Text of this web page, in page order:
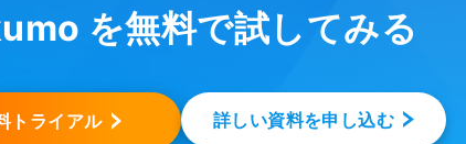
を無料で試してみる
トライアル 詳しい資料を申し込む